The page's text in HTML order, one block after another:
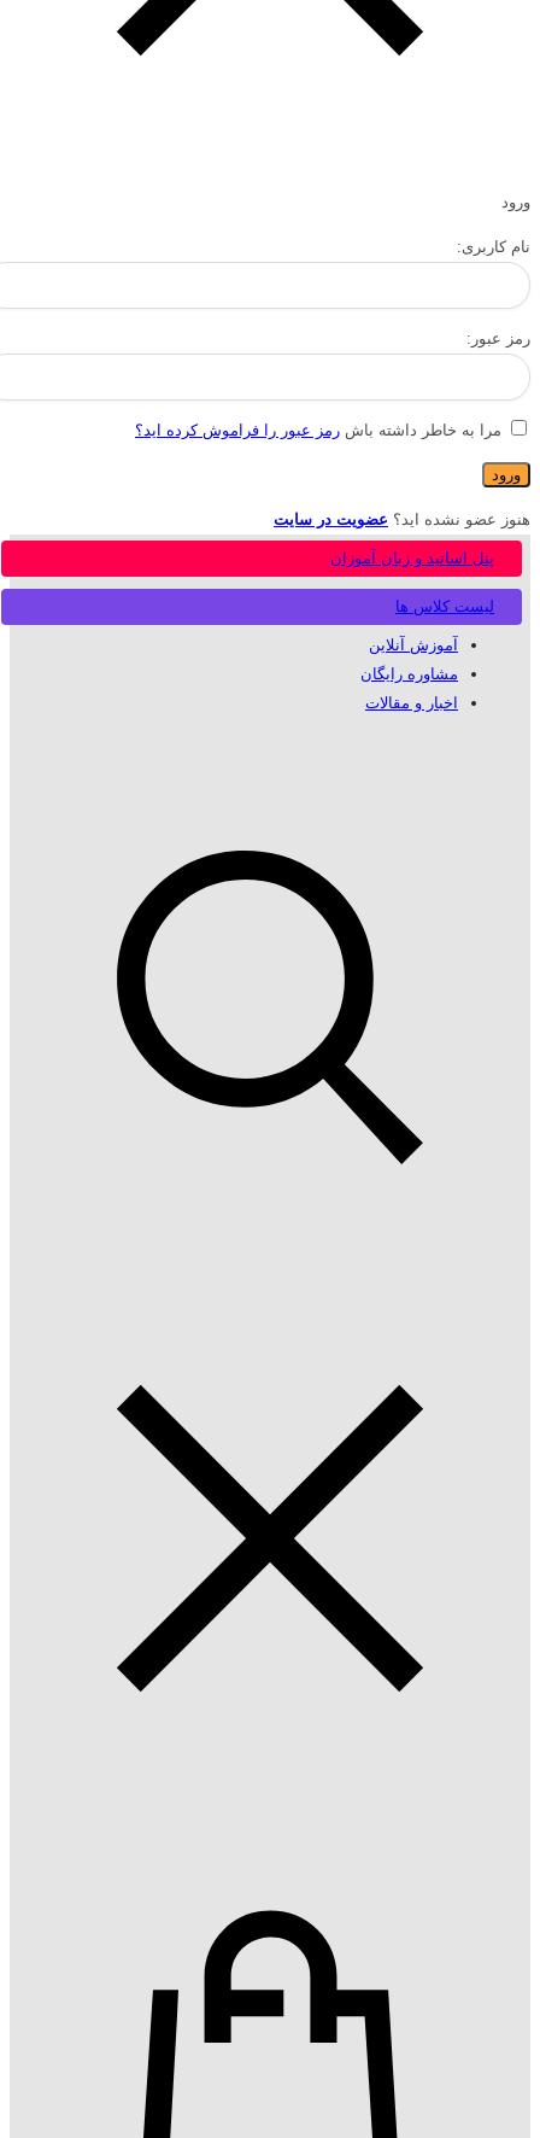
ورود
نام کاربری:
رمز عبور:
مرا به خاطر داشته باش رمز عبور را فراموش کرده اید؟
هنوز عضو نشده اید؟ عضویت در سایت
لیست کلاس ها
پنل اساتید و زبان آموزان
آموزش آنلاین
مشاوره رایگان
اخبار و مقالات